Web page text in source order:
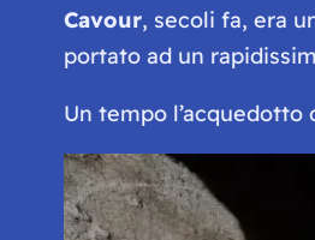
Cavour, secoli fa, era
portato ad un
Un tempo l’acquedotto